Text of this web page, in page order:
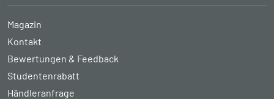
Magazin
Kontakt
Bewertungen & Feedback
Studentenrabatt
Händleranfrage